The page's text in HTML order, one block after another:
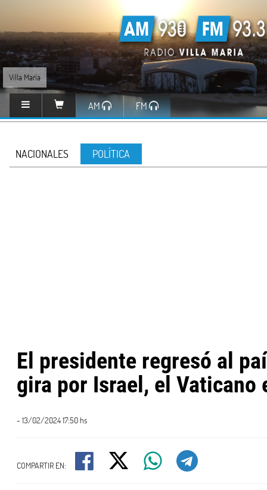
Villa María
AM FM
NACIONALES POLÍTICA
El presidente regresó al
gira por Israel, el Vaticano
- 13/02/2024 17:50 hs
COMPARTIR EN: